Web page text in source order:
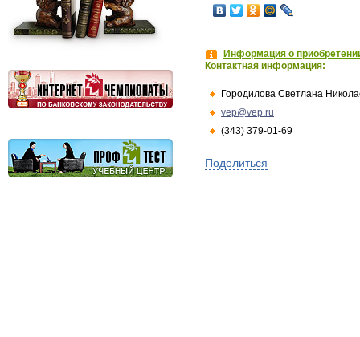
Информация о
Контактная информация:
Городилова Светлана
vep@vep.ru
(343) 379-01-69
Поделиться